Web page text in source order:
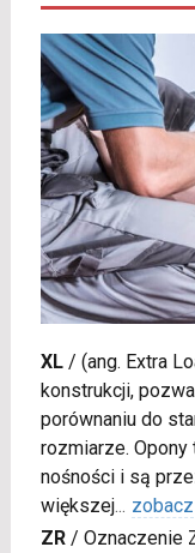
XL/ (ang. Extra
konstrukcji,
porównaniu do
rozmiarze.
nośności i są
większej... zobacz
ZR/ Oznaczenie